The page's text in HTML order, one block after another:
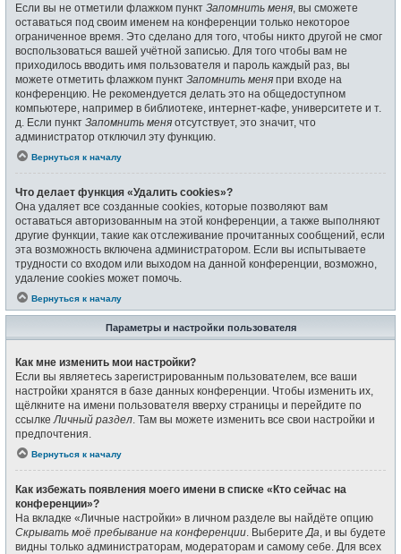
Если вы не отметили флажком пункт Запомнить меня , вы сможете
оставаться под своим именем на конференции только некоторое
ограниченное время. Это сделано для того, чтобы никто другой не смог
воспользоваться вашей учётной записью. Для того чтобы вам не
приходилось вводить имя пользователя и пароль каждый раз, вы
можете отметить флажком пункт Запомнить меня при входе на
конференцию. Не рекомендуется делать это на общедоступном
компьютере, например в библиотеке, интернет-кафе, университете и т.
д. Если пункт Запомнить меня отсутствует, это значит, что
администратор отключил эту функцию.
Вернуться к началу
Что делает функция «Удалить cookies»?
Она удаляет все созданные cookies, которые позволяют вам
оставаться авторизованным на этой конференции, а также выполняют
другие функции, такие как отслеживание прочитанных сообщений, если
эта возможность включена администратором. Если вы испытываете
трудности со входом или выходом на данной конференции, возможно,
удаление cookies может помочь.
Вернуться к началу
Параметры и настройки пользователя
Как мне изменить мои настройки?
Если вы являетесь зарегистрированным пользователем, все ваши
настройки хранятся в базе данных конференции. Чтобы изменить их,
щёлкните на имени пользователя вверху страницы и перейдите по
ссылкеЛичный раздел. Там вы можете изменить все свои настройки и
предпочтения.
Вернуться к началу
Как избежать появления моего имени в списке «Кто сейчас на
конференции»?
На вкладке «Личные настройки» в личном разделе вы найдёте опцию
Скрывать моё пребывание на конференции. ВыберитеДа, и вы будете
видны только администраторам, модераторам и самому себе. Для всех